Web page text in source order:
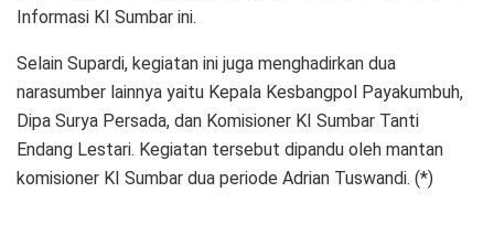
Informasi KI Sumbar ini.
Selain Supardi, kegiatan ini juga menghadirkan dua
narasumber lainnya yaitu Kepala Kesbangpol Payakumbuh,
Dipa Surya Persada, dan Komisioner KI Sumbar Tanti
Endang Lestari. Kegiatan tersebut dipandu oleh mantan
komisioner KI Sumbar dua periode Adrian Tuswandi. (*)